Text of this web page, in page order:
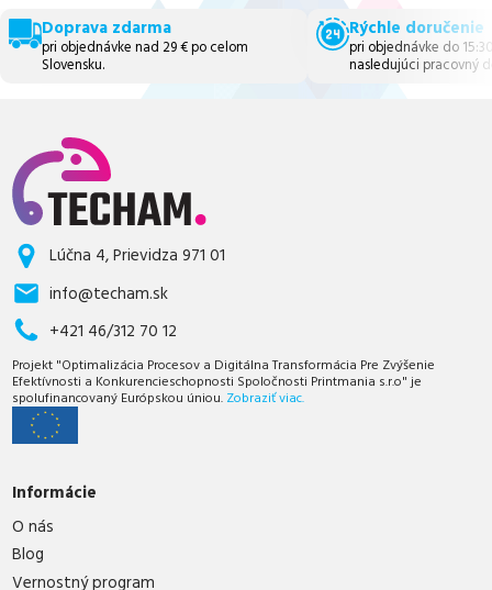
Doprava zdarma
pri objednávke nad 29 € po celom
Slovensku.
Rýchle doručenie
pri objednávke do
nasledujúci pracovný
Lúčna 4, Prievidza 971 01
info@techam.sk
+421 46/312 70 12
Projekt "Optimalizácia Procesov a Digitálna Transformácia Pre Zvýšenie
Efektívnosti a Konkurencieschopnosti Spoločnosti Printmania s.r.o" je
spolufinancovaný Európskou úniou. Zobraziť viac.
Informácie
O nás
Blog
Vernostný program